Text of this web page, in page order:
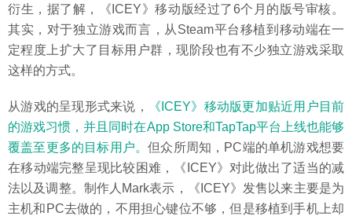
衍生，据了解，《ICEY》移动版经过了6个月的版号审核。
其实，对于独立游戏而言，从Steam平台移植到移动端在一
定程度上扩大了目标用户群，现阶段也有不少独立游戏采取
这样的方式。
从游戏的呈现形式来说，
《ICEY》移动版更加贴近用户目前
的游戏习惯，并且同时在App Store和TapTap平台上线也能够
覆盖至更多的目标用户。但众所周知，PC端的单机游戏想要
在移动端完整呈现比较困难，《ICEY》对此做出了适当的减
法以及调整。制作人Mark表示，《ICEY》发售以来主要是为
主机和PC去做的，不用担心键位不够，但是移植到手机上却